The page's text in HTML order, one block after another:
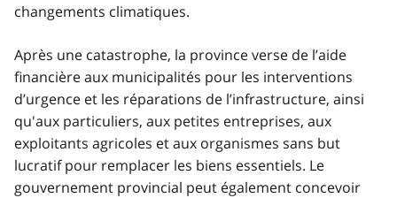
changements climatiques.
Après une catastrophe, la province verse de l’aide
financière aux municipalités pour les interventions
d’urgence et les réparations de l’infrastructure, ainsi
qu'aux particuliers, aux petites entreprises, aux
exploitants agricoles et aux organismes sans but
lucratif pour remplacer les biens essentiels. Le
gouvernement provincial peut également concevoir